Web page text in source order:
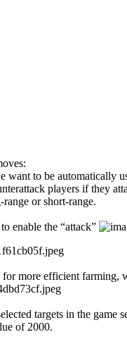
want to be automatically
players if they
or short-range.
enable the “attack”
more efficient
targets in the game
of 2000.